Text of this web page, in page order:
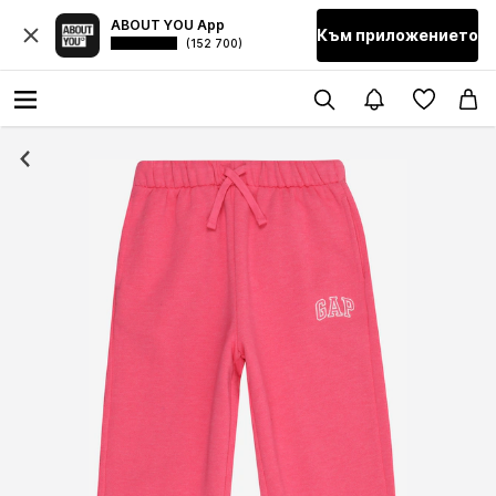
ABOUT YOU App
(152 700) Към приложението